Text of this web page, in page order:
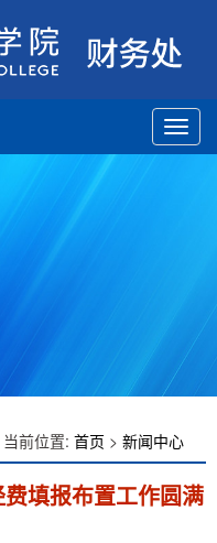
当前位置: 首页 > 新闻中心
填报布置工作圆满